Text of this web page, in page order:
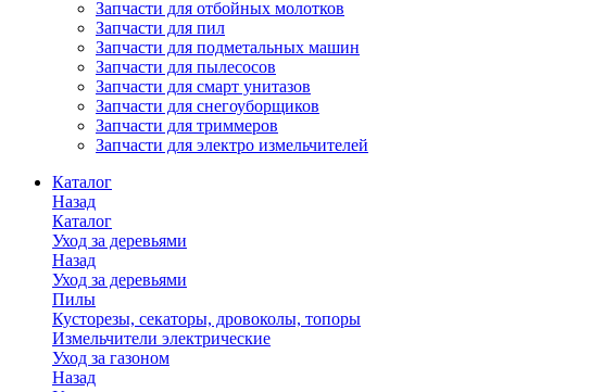
Запчасти для отбойных молотков
Запчасти для пил
Запчасти для подметальных машин
Запчасти для пылесосов
Запчасти для смарт унитазов
Запчасти для снегоуборщиков
Запчасти для триммеров
Запчасти для электро измельчителей
Каталог
Назад
Каталог
Уход за деревьями
Назад
Уход за деревьями
Пилы
Кусторезы, секаторы, дровоколы, топоры
Измельчители электрические
Уход за газоном
Назад